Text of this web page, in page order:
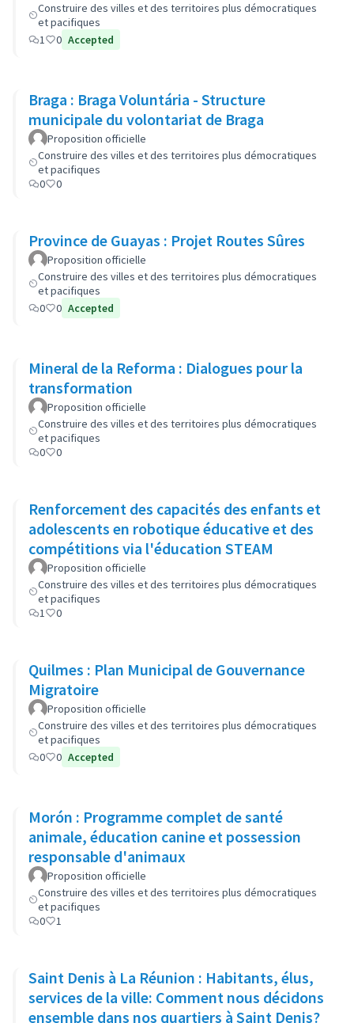
Construire des villes et des territoires plus démocratiques
et pacifiques
1
0 Accepted
Braga : Braga Voluntária - Structure
municipale du volontariat de Braga
Proposition officielle
Construire des villes et des territoires plus démocratiques
et pacifiques
0
0
Province de Guayas : Projet Routes Sûres
Proposition officielle
Construire des villes et des territoires plus démocratiques
et pacifiques
0
0 Accepted
Mineral de la Reforma : Dialogues pour la
transformation
Proposition officielle
Construire des villes et des territoires plus démocratiques
et pacifiques
0
0
Renforcement des capacités des enfants et
adolescents en robotique éducative et des
compétitions via l'éducation STEAM
Proposition officielle
Construire des villes et des territoires plus démocratiques
et pacifiques
1
0
Quilmes : Plan Municipal de Gouvernance
Migratoire
Proposition officielle
Construire des villes et des territoires plus démocratiques
et pacifiques
0
0 Accepted
Morón : Programme complet de santé
animale, éducation canine et possession
responsable d'animaux
Proposition officielle
Construire des villes et des territoires plus démocratiques
et pacifiques
0
1
Saint Denis à La Réunion : Habitants, élus,
services de la ville: Comment nous décidons
ensemble dans nos quartiers à Saint Denis?